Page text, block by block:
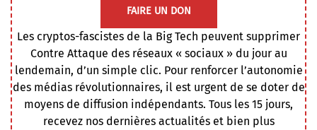
FAIRE UN DON
Les cryptos-fascistes de la Big Tech peuvent supprimer
Contre Attaque des réseaux « sociaux » du jour au
lendemain, d’un simple clic. Pour renforcer l’autonomie
des médias révolutionnaires, il est urgent de se doter de
moyens de diffusion indépendants. Tous les 15 jours,
recevez nos dernières actualités et bien plus